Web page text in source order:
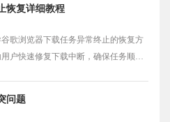
体系，让海量网页资源变得井然有
恢复详细教程
歌浏览器下载任务异常终止的恢复方
户快速修复下载中断，确保任务顺利
问题